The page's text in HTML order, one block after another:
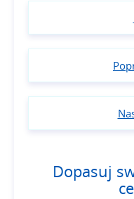
Dopasuj